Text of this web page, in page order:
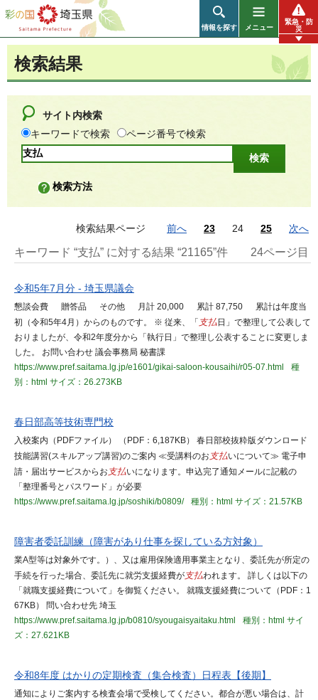
彩の国 埼玉県
情報を探す メニュー
緊急・防
災
検索結果
サイト内検索
キーワードで検索
ページ番号で検索
検索方法
検索結果ページ 前へ 23 24 25 次へ
キーワード “支払” に対する結果 “21165”件 24ページ目
令和5年7月分 - 埼玉県議会
懇談会費 贈答品 その他 月計 20,000 累計 87,750 累計は年度当
初（令和5年4月）からのものです。 ※ 従来、「 支払日」で整理して公表して
おりましたが、令和2年度分から「執行日」で整理し公表することに変更しま
した。 お問い合わせ 議会事務局 秘書課
https://www.pref.saitama.lg.jp/e1601/gikai-saloon-kousaihi/r05-07.html
種
別：html サイズ：26.273KB
春日部高等技術専門校
入校案内（PDFファイル） （PDF：6,187KB） 春日部校抜粋版ダウンロード
技能講習(スキルアップ講習)のご案内 ≪受講料のお 支払いについて≫ 電子申
請・届出サービスからお 支払いになります。申込完了通知メールに記載の
「整理番号とパスワード」が必要
https://www.pref.saitama.lg.jp/soshiki/b0809/
種別：html サイズ：21.57KB
障害者委託訓練（障害があり仕事を探している方対象）
業A型等は対象外です。）、又は雇用保険適用事業主となり、委託先が所定の
手続を行った場合、委託先に就労支援経費が支払われます。 詳しくは以下の
「就職支援経費について」を御覧ください。 就職支援経費について（PDF：1
67KB） 問い合わせ先 埼玉
https://www.pref.saitama.lg.jp/b0810/syougaisyaitaku.html
種別：html サイ
ズ：27.621KB
令和8年度 はかりの定期検査（集合検査）日程表【後期】
通知によりご案内する検査会場で受検してください。都合が悪い場合は、計